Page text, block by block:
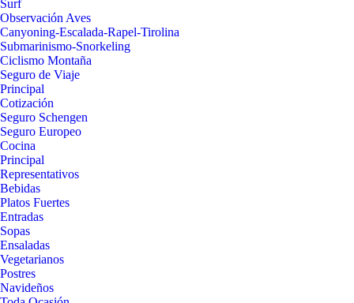
Surf
Observación Aves
Canyoning-Escalada-Rapel-Tirolina
Submarinismo-Snorkeling
Ciclismo Montaña
Seguro de Viaje
Principal
Cotización
Seguro Schengen
Seguro Europeo
Cocina
Principal
Representativos
Bebidas
Platos Fuertes
Entradas
Sopas
Ensaladas
Vegetarianos
Postres
Navideños